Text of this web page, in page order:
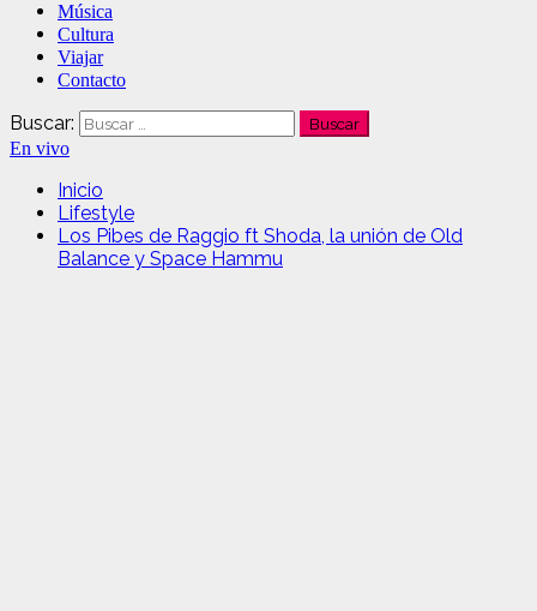
Música
Cultura
Viajar
Contacto
Buscar:
En vivo
Inicio
Lifestyle
Los Pibes de Raggio ft Shoda, la unión de Old
Balance y Space Hammu